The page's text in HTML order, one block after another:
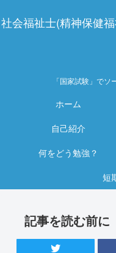
社会福祉士(精神保健
「国家試験」で
ホーム
自己紹介
何をどう勉強？
短
記事を読む前に